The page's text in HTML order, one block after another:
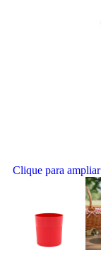
Clique para ampliar